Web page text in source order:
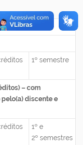
1º semestre
– com
discente e
1º e
2º semestres